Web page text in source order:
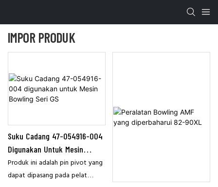
IMPOR PRODUK
Suku Cadang 47-054916-004
Digunakan Untuk Mesin
Bowling Seri GS
Produk ini adalah pin pivot yang
dapat dipasang pada pelat